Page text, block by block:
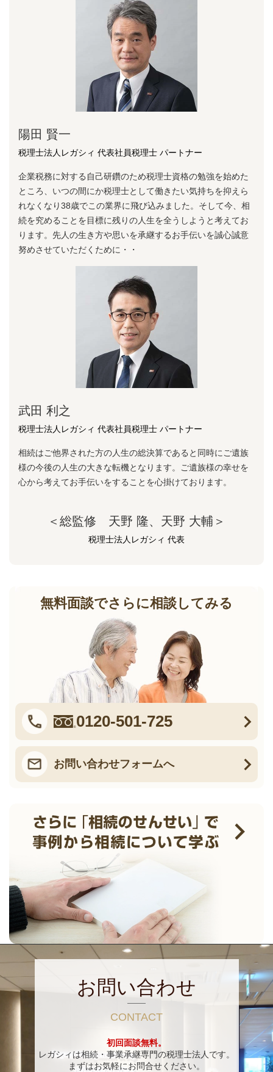
陽⽥ 賢⼀
税理士法人レガシィ 代表社員税理士 パートナー
企業税務に対する⾃⼰研鑽のため税理⼠資格の勉強を始めた
ところ、いつの間にか税理⼠として働きたい気持ちを抑えら
れなくなり38歳でこの業界に⾶び込みました。そして今、相
続を究めることを⽬標に残りの⼈⽣を全うしようと考えてお
ります。先⼈の⽣き⽅や思いを承継するお⼿伝いを誠⼼誠意
努めさせていただくために・・
武田 利之
税理士法人レガシィ 代表社員税理士 パートナー
相続はご他界された方の人生の総決算であると同時にご遺族
様の今後の人生の大きな転機となります。ご遺族様の幸せを
心から考えてお手伝いをすることを心掛けております。
＜総監修 天野 隆、天野 大輔＞
税理士法人レガシィ 代表
無料面談でさらに相談してみる
0120-501-725
お問い合わせフォームへ
お問い合わせ
CONTACT
初回面談無料。
レガシィは相続・事業承継専門の税理士法人です。
まずはお気軽にお問合せください。